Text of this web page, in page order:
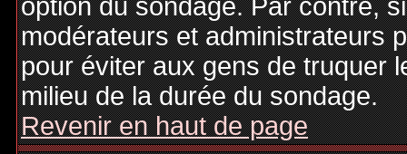
option du sondage. Par contre,
modérateurs et administrateurs
pour éviter aux gens de truquer
milieu de la durée du sondage.
Revenir en haut de page